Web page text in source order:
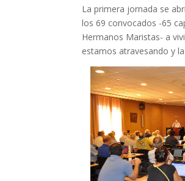
La primera jornada se
los 69 convocados -65
Hermanos Maristas- a
estamos atravesando y